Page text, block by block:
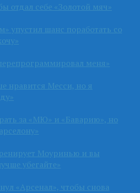
отдал себе «Золотой мяч»
упустил шанс поработать со
меня»
нравится Месси, но я
за «МЮ» и «Баварию», но
Моуринью и вы
убегайте»
«Арсенал», чтобы снова